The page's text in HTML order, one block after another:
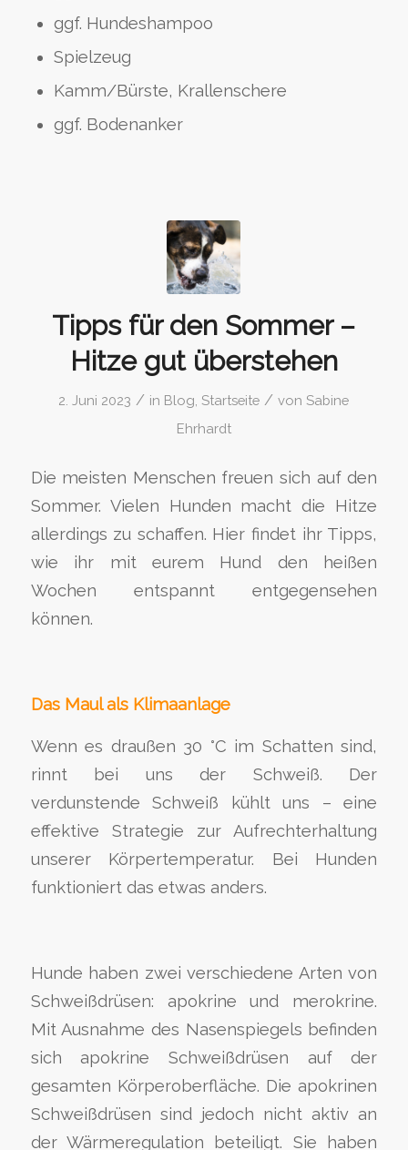
ggf. Hundeshampoo
Spielzeug
Kamm/Bürste, Krallenschere
ggf. Bodenanker
Tipps für den Sommer –
Hitze gut überstehen
2. Juni 2023 / in Blog ,Startseite / vonSabine
Ehrhardt
Die meisten Menschen freuen sich auf den
Sommer. Vielen Hunden macht die Hitze
allerdings zu schaffen. Hier findet ihr Tipps,
wie ihr mit eurem Hund den heißen
Wochen entspannt entgegensehen
können.
Das Maul als Klimaanlage
Wenn es draußen 30 °C im Schatten sind,
rinnt bei uns der Schweiß. Der
verdunstende Schweiß kühlt uns – eine
effektive Strategie zur Aufrechterhaltung
unserer Körpertemperatur. Bei Hunden
funktioniert das etwas anders.
Hunde haben zwei verschiedene Arten von
Schweißdrüsen: apokrine und merokrine.
Mit Ausnahme des Nasenspiegels befinden
sich apokrine Schweißdrüsen auf der
gesamten Körperoberfläche. Die apokrinen
Schweißdrüsen sind jedoch nicht aktiv an
der Wärmeregulation beteiligt. Sie haben